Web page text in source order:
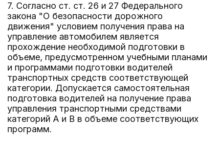
7. Согласно ст. ст. 26 и 27 Федерального
закона "О безопасности дорожного
движения" условием получения права на
управление автомобилем является
прохождение необходимой подготовки в
объеме, предусмотренном учебными планами
и программами подготовки водителей
транспортных средств соответствующей
категории. Допускается самостоятельная
подготовка водителей на получение права
управления транспортными средствами
категорий A и B в объеме соответствующих
программ.